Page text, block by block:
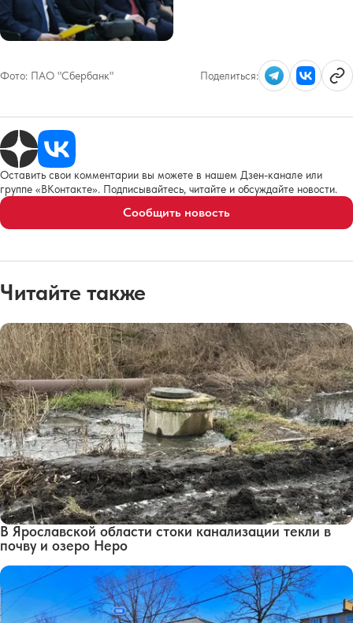
Фото: ПАО "Сбербанк" Поделиться:
Оставить свои комментарии вы можете в нашем Дзен-канале или
группе «ВКонтакте». Подписывайтесь, читайте и обсуждайте новости.
Сообщить новость
Читайте также
В Ярославской области стоки канализации текли в
почву и озеро Неро